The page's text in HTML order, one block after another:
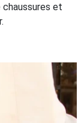
chaussures et